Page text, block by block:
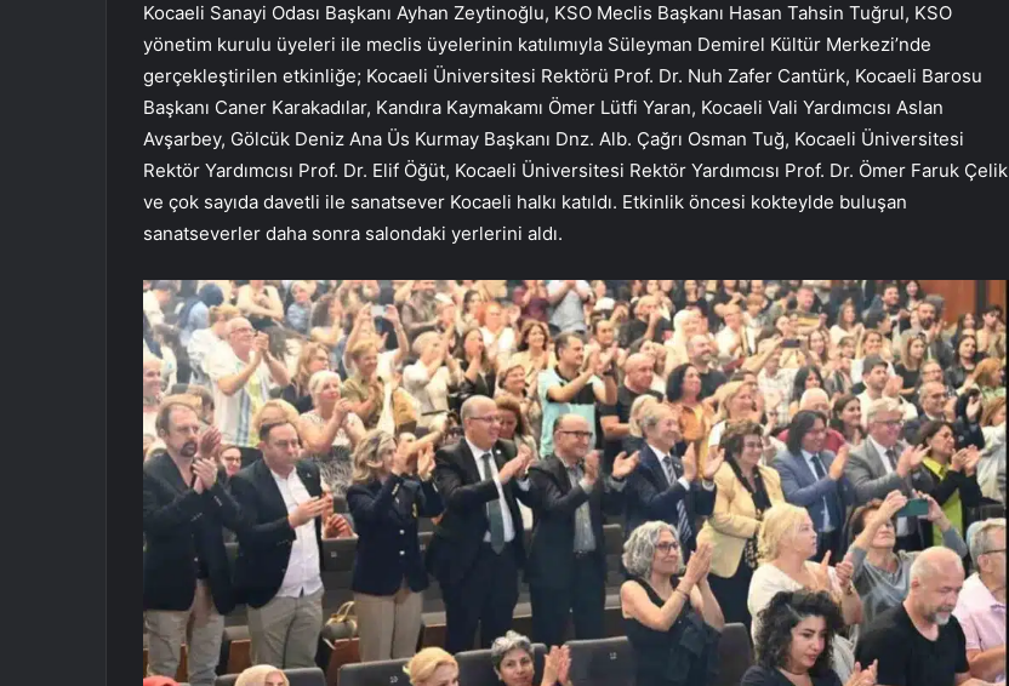
Kocaeli Sanayi Odası Başkanı Ayhan Zeytinoğlu, KSO Meclis Başkanı Hasan Tahsin Tuğrul, KSO
yönetim kurulu üyeleri ile meclis üyelerinin katılımıyla Süleyman Demirel Kültür Merkezi’nde
gerçekleştirilen etkinliğe; Kocaeli Üniversitesi Rektörü Prof. Dr. Nuh Zafer Cantürk, Kocaeli Barosu
Başkanı Caner Karakadılar, Kandıra Kaymakamı Ömer Lütfi Yaran, Kocaeli Vali Yardımcısı Aslan
Avşarbey, Gölcük Deniz Ana Üs Kurmay Başkanı Dnz. Alb. Çağrı Osman Tuğ, Kocaeli Üniversitesi
Rektör Yardımcısı Prof. Dr. Elif Öğüt, Kocaeli Üniversitesi Rektör Yardımcısı Prof. Dr. Ömer Faruk Çelik
ve çok sayıda davetli ile sanatsever Kocaeli halkı katıldı. Etkinlik öncesi kokteylde buluşan
sanatseverler daha sonra salondaki yerlerini aldı.